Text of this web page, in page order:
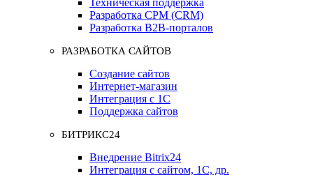
Техническая поддержка
Разработка СРМ (CRM)
Разработка B2B-порталов
РАЗРАБОТКА САЙТОВ
Создание сайтов
Интернет-магазин
Интеграция с 1С
Поддержка сайтов
БИТРИКС24
Внедрение Bitrix24
Интеграция с сайтом, 1С, др.